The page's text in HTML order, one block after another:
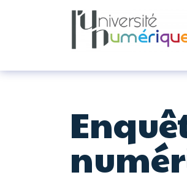
Navigation principale